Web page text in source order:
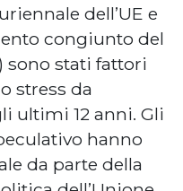
dell’UE e
congiunto del
sono stati fattori
stress da
ultimi 12 anni. Gli
hanno
da parte della